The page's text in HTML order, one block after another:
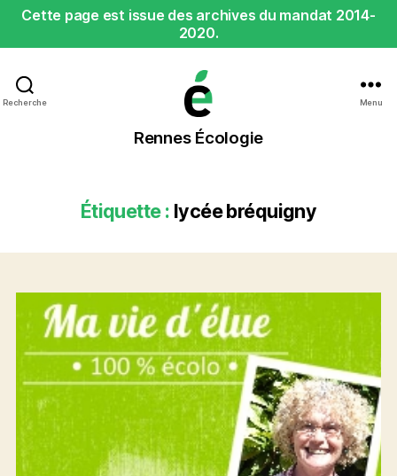
Cette page est issue des archives du mandat 2014-
2020.
Recherche
Rennes
Écologie
Rennes Écologie
Menu
Étiquette : lycée bréquigny